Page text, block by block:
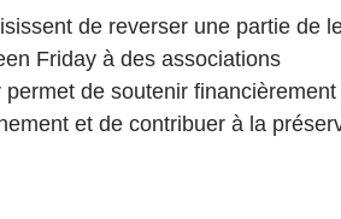
de reverser une partie de
Friday à des associations
de soutenir financièrement
et de contribuer à la